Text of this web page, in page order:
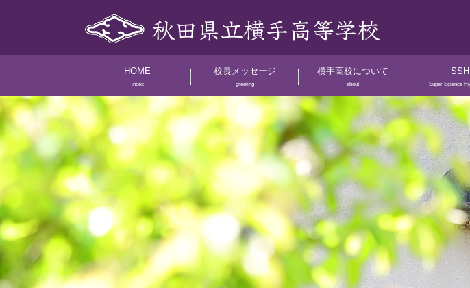
HOME
index
校長メッセージ
greeting
横手高校について
about
SSH
Super Science